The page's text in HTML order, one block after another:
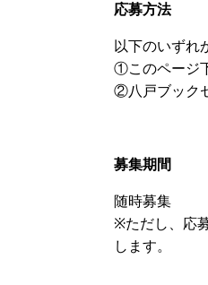
応募方法
以下のいずれ
①このページ
②八戸ブック
募集期間
随時募集
※ただし、応
します。